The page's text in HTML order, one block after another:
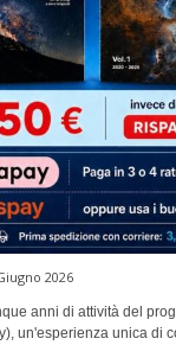
2026
anni di attività del
un'esperienza unica di